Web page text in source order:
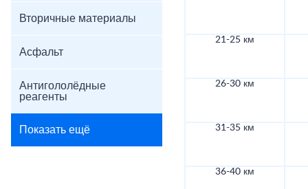
Вторичные материалы
Асфальт
Антигололёдные
реагенты
Показать ещё
21-25 км
26-30 км
31-35 км
36-40 км